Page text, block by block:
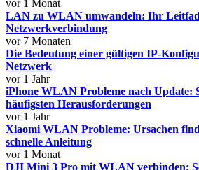
vor 1 Monat
LAN zu WLAN umwandeln: Ihr
Netzwerkverbindung
vor 7 Monaten
Die Bedeutung einer gültigen IP-
Netzwerk
vor 1 Jahr
iPhone WLAN Probleme nach Update:
häufigsten Herausforderungen
vor 1 Jahr
Xiaomi WLAN Probleme: Ursachen
schnelle Anleitung
vor 1 Monat
DJI Mini 3 Pro mit WLAN verbinden: